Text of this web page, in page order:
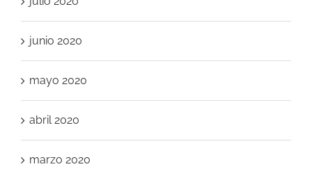
junio 2020
mayo 2020
abril 2020
marzo 2020